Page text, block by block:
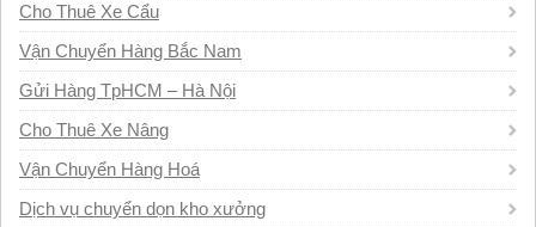
Cho Thuê Xe Cẩu
Vận Chuyển Hàng Bắc Nam
Gửi Hàng TpHCM – Hà Nội
Cho Thuê Xe Nâng
Vận Chuyển Hàng Hoá
Dịch vụ chuyển dọn kho xưởng